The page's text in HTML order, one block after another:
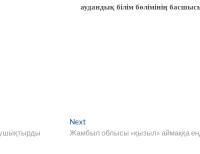
аудандық білім бөлімінің
ушықтырды
Next
post:
Жамбыл облысы «қызыл» аймаққа